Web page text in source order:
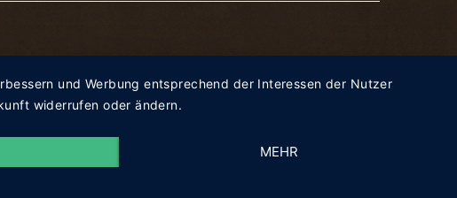
und Werbung entsprechend der Interessen der Nutzer
widerrufen oder ändern.
MEHR